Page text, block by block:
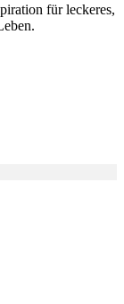
für leckeres,